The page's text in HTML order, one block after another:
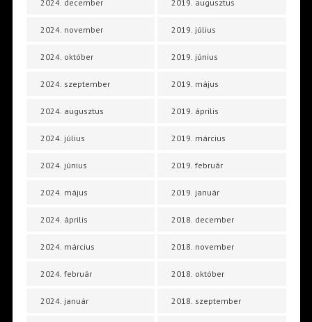
2024. december
2024. november
2024. október
2024. szeptember
2024. augusztus
2024. július
2024. június
2024. május
2024. április
2024. március
2024. február
2024. január
2019. augusztus
2019. július
2019. június
2019. május
2019. április
2019. március
2019. február
2019. január
2018. december
2018. november
2018. október
2018. szeptember